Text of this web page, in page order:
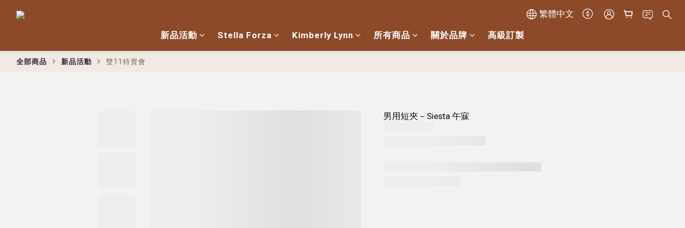
繁體中文
新品活動 Stella Forza Kimberly Lynn 所有商品 關於品牌 高級訂製
全部商品 新品活動 雙11特賣會
男用短夾－Siesta 午寐